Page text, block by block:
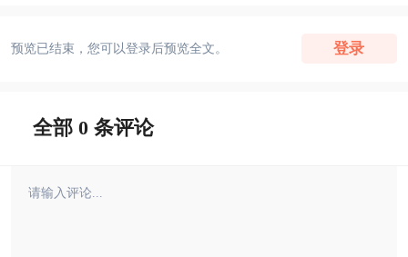
预览已结束，您可以登录后预览全文。 登录
全部 0 条评论